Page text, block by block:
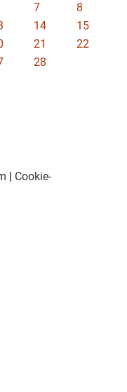
7
8
14
15
21
22
28
Cookie-